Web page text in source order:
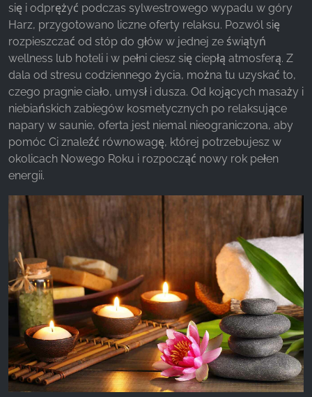
się i odprężyć podczas sylwestrowego wypadu w góry
Harz, przygotowano liczne oferty relaksu. Pozwól się
rozpieszczać od stóp do głów w jednej ze świątyń
wellness lub hoteli i w pełni ciesz się ciepłą atmosferą. Z
dala od stresu codziennego życia, można tu uzyskać to,
czego pragnie ciało, umysł i dusza. Od kojących masaży i
niebiańskich zabiegów kosmetycznych po relaksujące
napary w saunie, oferta jest niemal nieograniczona, aby
pomóc Ci znaleźć równowagę, której potrzebujesz w
okolicach Nowego Roku i rozpocząć nowy rok pełen
energii.